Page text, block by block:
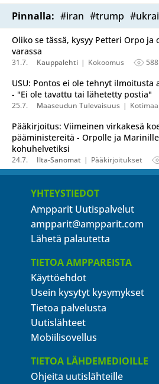
Pinnalla: #iran #trump
Oliko se tässä, kysyy Petteri Orpo ja
varassa
31.7. Kauppalehti Kokoomus 588
USU: Pontos ei ole tehnyt
- "Ei ole tavattu tai lähetetty postia"
25.7. Maaseudun Tulevaisuus Kotimaa
Pääkirjoitus: Viimeinen virkakesä
pääministereitä - Orpolle ja
kohuhelvetiksi
24.7. Ilta-Sanomat Pääkirjoitukset
YHTEYSTIEDOT
Ampparit Uutispalvelut
ampparit@ampparit.com
Lähetä palautetta
TIETOA AMPPAREISTA
Käyttöehdot
Usein kysytyt kysymykset
Tietoa palvelusta
Uutislähteet
Mobiilisovellus
TIETOA LÄHDEMEDIOILLE
Ohjeita uutislähteille